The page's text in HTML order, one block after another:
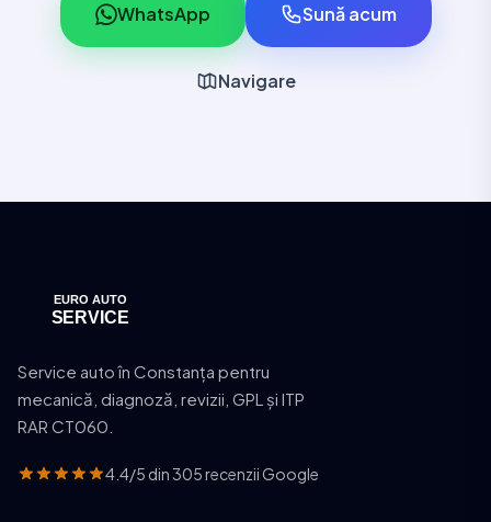
WhatsApp Sună acum
Navigare
Service auto în Constanța pentru
mecanică, diagnoză, revizii, GPL și ITP
RAR CT060.
4.4/5 din 305 recenzii Google